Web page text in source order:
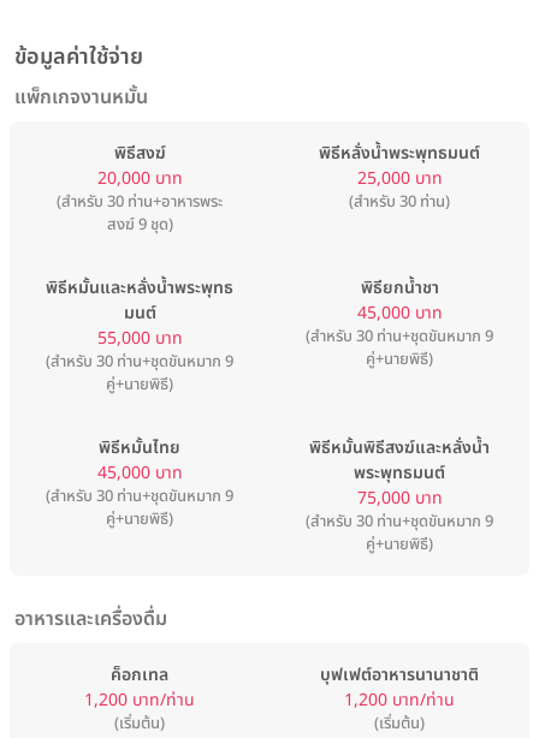
ข้อมูลค่าใช้จ่าย
แพ็กเกจงานหมั้น
พิธีสงฆ์
20,000 บาท
(สำหรับ 30 ท่าน+อาหารพระ
สงฆ์ 9 ชุด)
พิธีหลั่งน้ำพระพุทธมนต์
25,000 บาท
(สำหรับ 30 ท่าน)
พิธีหมั้นและหลั่งน้ำพระพุทธ
มนต์
55,000 บาท
(สำหรับ 30 ท่าน+ชุดขันหมาก 9
คู่+นายพิธี)
พิธียกน้ำชา
45,000 บาท
(สำหรับ 30 ท่าน+ชุดขันหมาก 9
คู่+นายพิธี)
พิธีหมั้นไทย
45,000 บาท
(สำหรับ 30 ท่าน+ชุดขันหมาก 9
คู่+นายพิธี)
พิธีหมั้นพิธีสงฆ์และหลั่งน้ำ
พระพุทธมนต์
75,000 บาท
(สำหรับ 30 ท่าน+ชุดขันหมาก 9
คู่+นายพิธี)
อาหารและเครื่องดื่ม
ค็อกเทล
1,200 บาท/ท่าน
(เริ่มต้น)
บุฟเฟต์อาหารนานาชาติ
1,200 บาท/ท่าน
(เริ่มต้น)